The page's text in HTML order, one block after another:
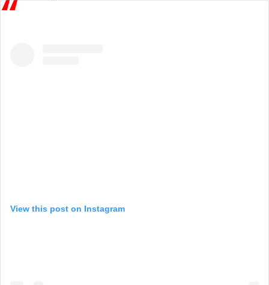
View this post on Instagram